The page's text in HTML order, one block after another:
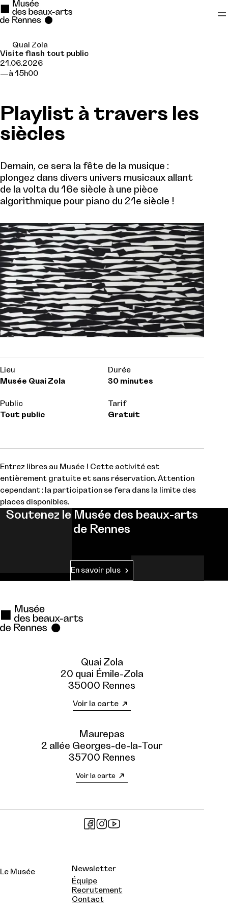
Se rendre au
Contenu principal
Quai Zola
Visite flash tout public
21.06.2026
à 15h00
Playlist à travers les
siècles
Demain, ce sera la fête de la musique :
plongez dans divers univers musicaux allant
de la volta du 16e siècle à une pièce
algorithmique pour piano du 21e siècle !
Lieu
Musée Quai Zola
Durée
30 minutes
Public
Tout public
Tarif
Gratuit
Entrez libres au Musée ! Cette activité est
entièrement gratuite et sans réservation. Attention
cependant : la participation se fera dans la limite des
places disponibles.
Soutenez le Musée des beaux-arts
de Rennes
En savoir plus
Quai Zola
20 quai Émile-Zola
35000 Rennes
Voir la carte
Maurepas
2 allée Georges-de-la-Tour
35700 Rennes
Voir la carte
Le Musée
Newsletter
Équipe
Recrutement
Contact